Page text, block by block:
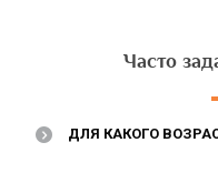
Часто
ДЛЯ КАКОГО